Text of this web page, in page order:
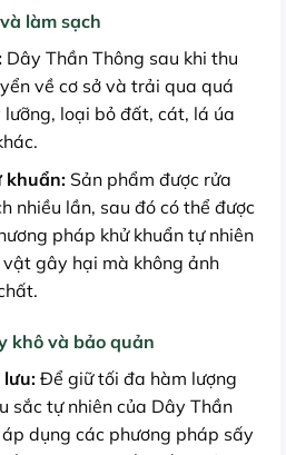
làm sạch
Dây Thần Thông sau khi thu
về cơ sở và trải qua quá
loại bỏ đất, cát, lá úa
khuẩn:Sản phẩm được rửa
nhiều lần, sau đó có thể được
pháp khử khuẩn tự nhiên
gây hại mà không ảnh
khô và bảo quản
lưu:Để giữ tối đa hàm lượng
sắc tự nhiên của Dây Thần
dụng các phương pháp sấy